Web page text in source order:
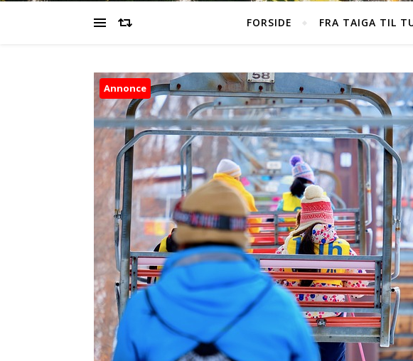
FORSIDE FRA TAIGA TIL
Annonce